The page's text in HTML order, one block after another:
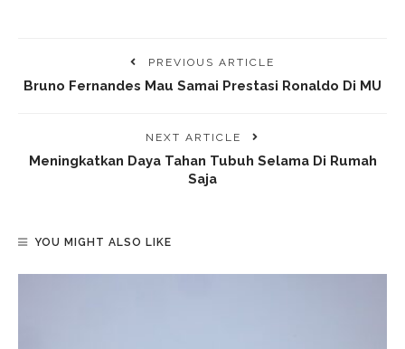
PREVIOUS ARTICLE
Bruno Fernandes Mau Samai Prestasi Ronaldo Di MU
NEXT ARTICLE
Meningkatkan Daya Tahan Tubuh Selama Di Rumah
Saja
YOU MIGHT ALSO LIKE